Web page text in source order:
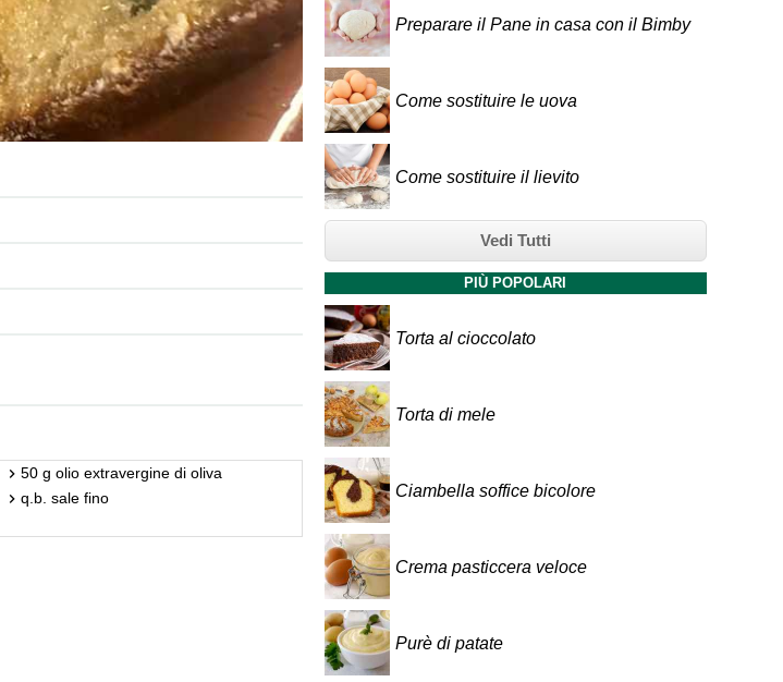
50 g olio extravergine di oliva
q.b. sale fino
Preparare il Pane in casa con il Bimby
Come sostituire le uova
Come sostituire il lievito
Vedi Tutti
PIÙ POPOLARI
Torta al cioccolato
Torta di mele
Ciambella soffice bicolore
Crema pasticcera veloce
Purè di patate